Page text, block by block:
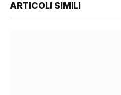
ARTICOLI SIMILI